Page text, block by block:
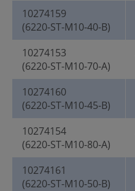
10274159
(6220-ST-M10-40-B)
10274153
(6220-ST-M10-70-A)
10274160
(6220-ST-M10-45-B)
10274154
(6220-ST-M10-80-A)
10274161
(6220-ST-M10-50-B)